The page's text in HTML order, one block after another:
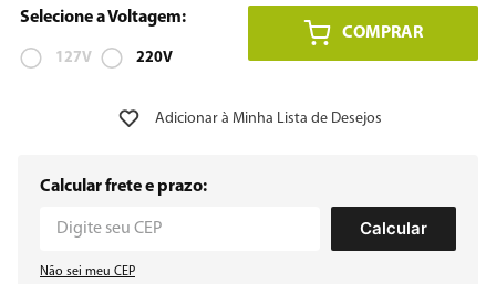
127V 220V
COMPRAR
Calcular frete e prazo:
Calcular
Não sei meu CEP